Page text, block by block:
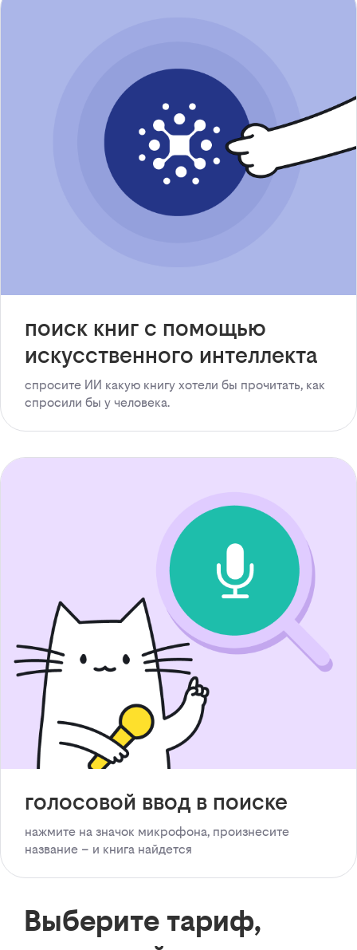
поиск книг с помощью
искусственного интеллекта
спросите ИИ какую книгу хотели бы прочитать, как
спросили бы у человека.
голосовой ввод в поиске
нажмите на значок микрофона, произнесите
название – и книга найдется
Выберите тариф,